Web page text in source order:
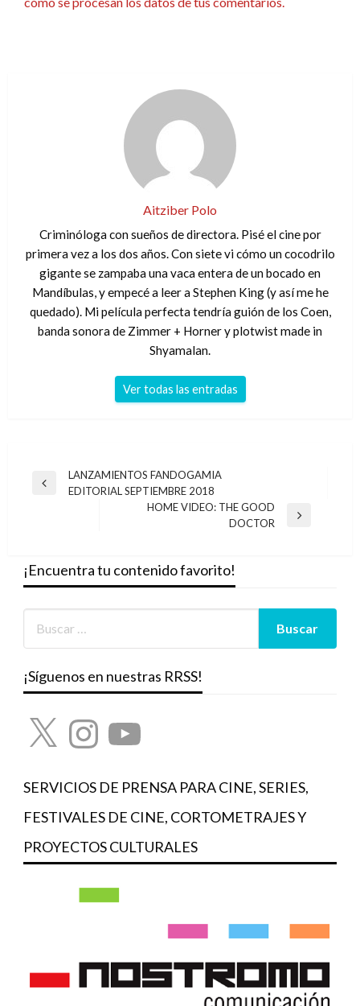
Aitziber Polo
Criminóloga con sueños de directora. Pisé el cine por
primera vez a los dos años. Con siete vi cómo un cocodrilo
gigante se zampaba una vaca entera de un bocado en
Mandíbulas, y empecé a leer a Stephen King (y así me he
quedado). Mi película perfecta tendría guión de los Coen,
banda sonora de Zimmer + Horner y plotwist made in
Shyamalan.
Ver todas las entradas
Navegación
Entrada
LANZAMIENTOS FANDOGAMIA
EDITORIAL SEPTIEMBRE 2018
HOME VIDEO: THE GOOD
DOCTOR
¡Encuentra tu contenido favorito!
¡Síguenos en nuestras RRSS!
X InstagramYouTube
SERVICIOS DE PRENSA PARA CINE, SERIES,
FESTIVALES DE CINE, CORTOMETRAJES Y
PROYECTOS CULTURALES